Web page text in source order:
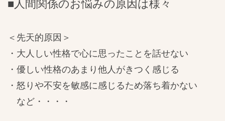
■人間関係のお悩みの原因は様々
＜先天的原因＞
・大人しい性格で心に思ったことを話せない
・優しい性格のあまり他人がきつく感じる
・怒りや不安を敏感に感じるため落ち着かない
など・・・・